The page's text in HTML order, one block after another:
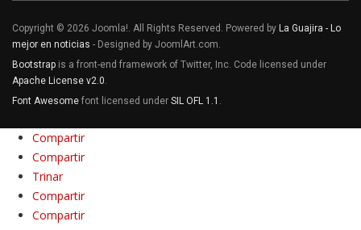
Copyright © 2026 Joomla!. All Rights Reserved. Powered by La Guajira - Lo
mejor en noticias - Designed by JoomlArt.com.
Bootstrap is a front-end framework of Twitter, Inc. Code licensed under
Apache License v2.0.
Font Awesome font licensed under SIL OFL 1.1 .
Compartir
Compartir
Trinar
Compartir
Compartir